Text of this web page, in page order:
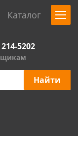
Каталог
5202